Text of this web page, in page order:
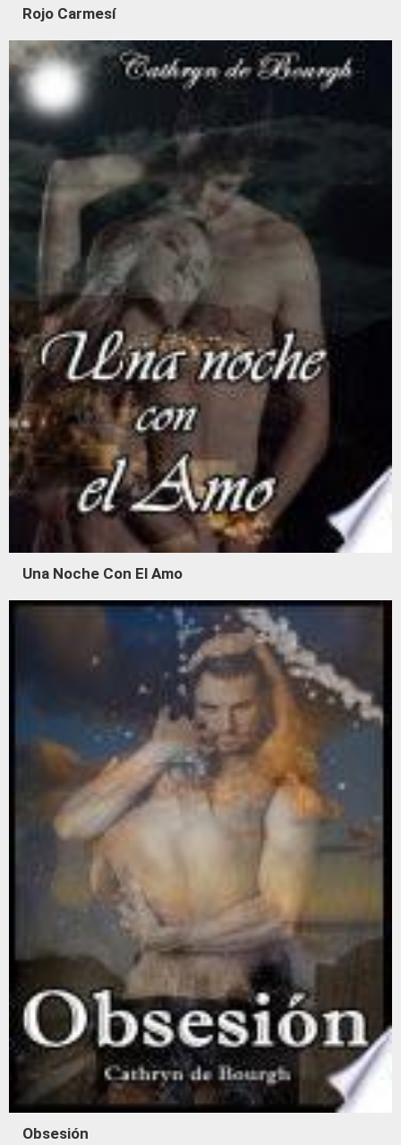
Rojo Carmesí
Una Noche Con El Amo
Obsesión